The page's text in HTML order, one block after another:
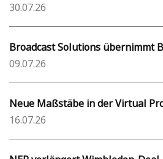
30.07.26
Broadcast Solutions übernimmt
09.07.26
Neue Maßstäbe in der Virtual
16.07.26